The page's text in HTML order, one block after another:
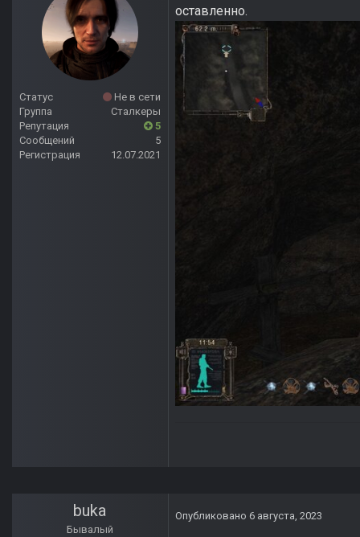
Статус
Не в сети
Группа
Сталкеры
Репутация
5
Сообщений
5
Регистрация
12.07.2021
оставленно.
buka
Бывалый
Опубликовано 6 августа, 2023